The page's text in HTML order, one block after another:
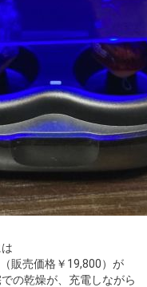
販売価格￥19,800）が
の乾燥が、充電しながら